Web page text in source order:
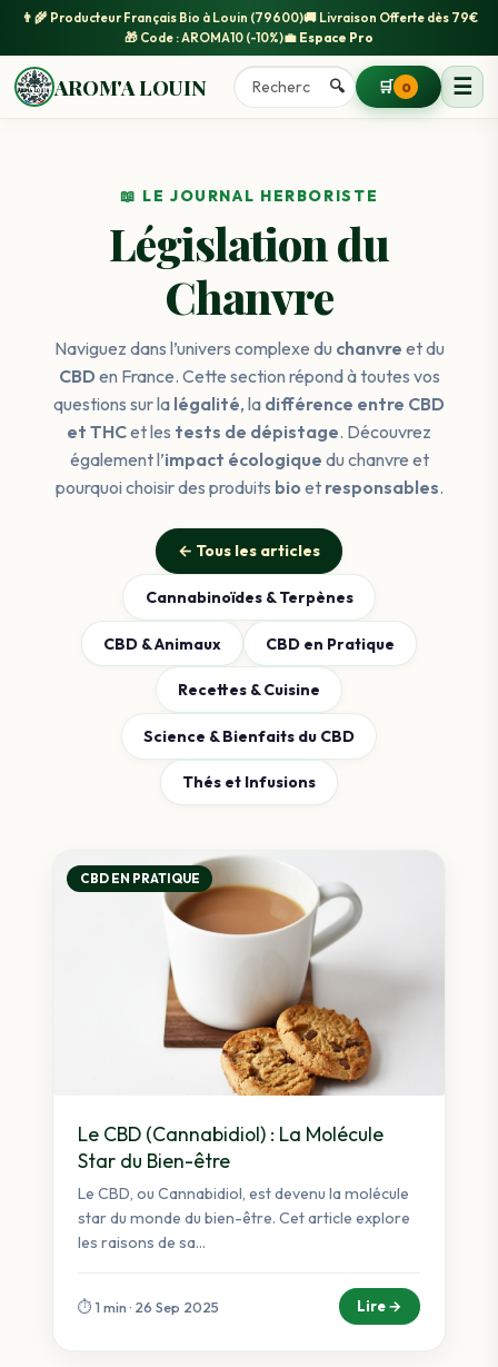
👨‍🌾 Producteur Français Bio à Louin (79600)🚚 Livraison Offertedès 79€
🎁 Code :AROMA10 (-10%)💼 Espace Pro
AROM'A LOUIN 🔍 🛒 0 ☰
📖 LE JOURNAL HERBORISTE
Législation du
Chanvre
Naviguez dans l’univers complexe du chanvre et du
CBD en France. Cette section répond à toutes vos
questions sur la légalité, la différence entre CBD
et THCet les tests de dépistage. Découvrez
également l’impact écologique du chanvre et
pourquoi choisir des produits bio et responsables.
← Tous les articles
Cannabinoïdes & Terpènes
CBD & Animaux CBD en Pratique
Recettes & Cuisine
Science & Bienfaits du CBD
Thés et Infusions
CBD EN PRATIQUE
Le CBD (Cannabidiol) : La Molécule
Star du Bien-être
Le CBD, ou Cannabidiol, est devenu la molécule
star du monde du bien-être. Cet article explore
les raisons de sa...
⏱️ 1 min · 26 Sep 2025 Lire →